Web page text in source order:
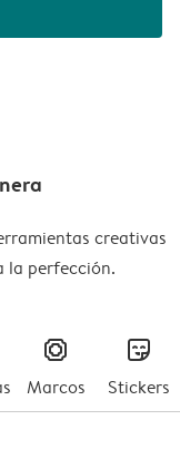
creativas
la perfección.
frames
Marcos
stickers
Stickers